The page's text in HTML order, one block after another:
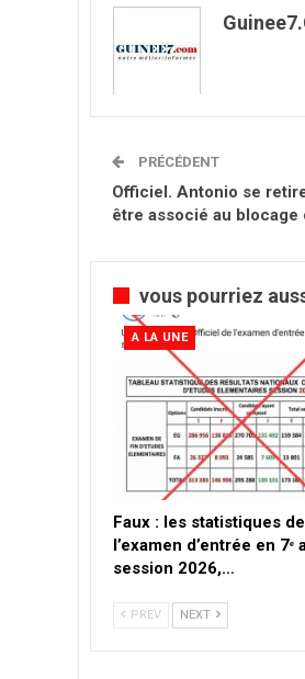
PRÉCÉDENT
Officiel. Antonio se
être associé au
vous pourriez
A LA UNE
Faux : les statistiques de
l’examen d’entrée en 7ᵉ
session 2026,…
PREV NEXT